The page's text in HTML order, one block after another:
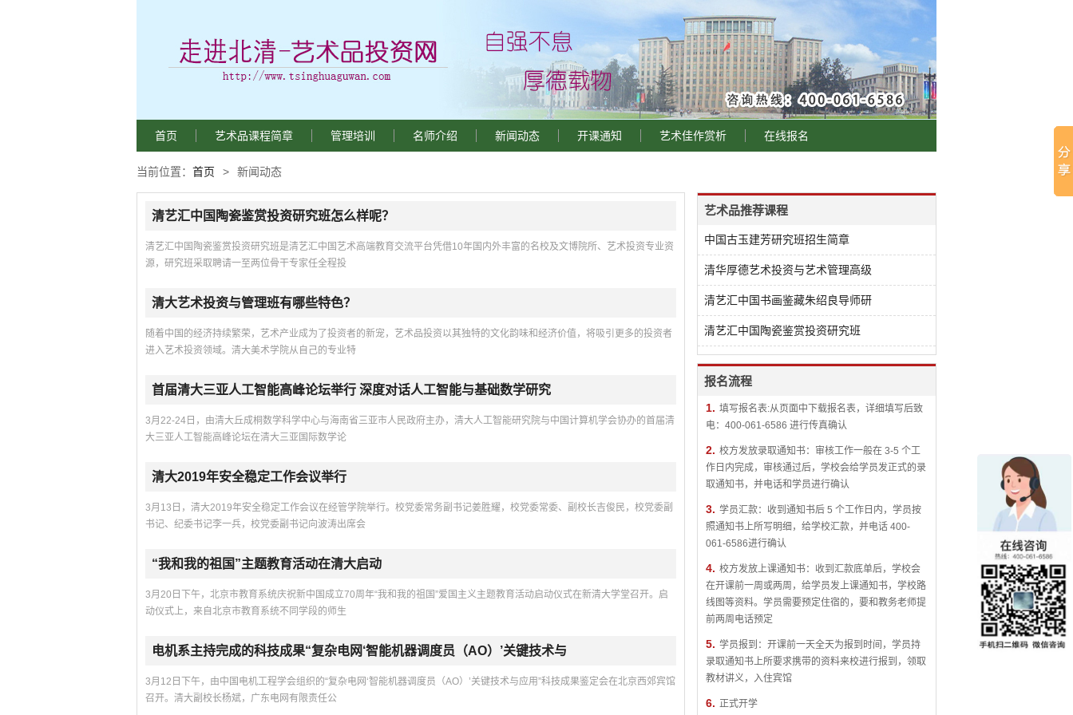
首页 艺术品课程简章 管理培训 名师介绍 新闻动态 开课通知 艺术佳作赏析 在线报名
当前位置： 首页 > 新闻动态
清艺汇中国陶瓷鉴赏投资研究班怎么样呢？
清艺汇中国陶瓷鉴赏投资研究班是清艺汇中国艺术高端教育交流平台凭借10年国内外丰富的名校及文博院所、艺术投资专业资
源，研究班采取聘请一至两位骨干专家任全程投
清大艺术投资与管理班有哪些特色？
随着中国的经济持续繁荣，艺术产业成为了投资者的新宠，艺术品投资以其独特的文化韵味和经济价值，将吸引更多的投资者
进入艺术投资领域。清大美术学院从自己的专业特
首届清大三亚人工智能高峰论坛举行 深度对话人工智能与基础数学研究
3月22-24日，由清大丘成桐数学科学中心与海南省三亚市人民政府主办，清大人工智能研究院与中国计算机学会协办的首届清
大三亚人工智能高峰论坛在清大三亚国际数学论
清大2019年安全稳定工作会议举行
3月13日，清大2019年安全稳定工作会议在经管学院举行。校党委常务副书记姜胜耀，校党委常委、副校长吉俊民，校党委副
书记、纪委书记李一兵，校党委副书记向波涛出席会
“我和我的祖国”主题教育活动在清大启动
3月20日下午，北京市教育系统庆祝新中国成立70周年“我和我的祖国”爱国主义主题教育活动启动仪式在新清大学堂召开。启
动仪式上，来自北京市教育系统不同学段的师生
电机系主持完成的科技成果“复杂电网‘智能机器调度员（AO）’关键技术与
3月12日下午，由中国电机工程学会组织的“复杂电网‘智能机器调度员（AO）’关键技术与应用”科技成果鉴定会在北京西郊宾馆
召开。清大副校长杨斌，广东电网有限责任公
艺术品推荐课程
中国古玉建芳研究班招生简章
清华厚德艺术投资与艺术管理高级
清艺汇中国书画鉴藏朱绍良导师研
清艺汇中国陶瓷鉴赏投资研究班
报名流程
1. 填写报名表:从页面中下载报名表，详细填写后致
电：400-061-6586 进行传真确认
2. 校方发放录取通知书：审核工作一般在 3-5 个工
作日内完成，审核通过后，学校会给学员发正式的录
取通知书，并电话和学员进行确认
3. 学员汇款：收到通知书后 5 个工作日内，学员按
照通知书上所写明细，给学校汇款，并电话 400-
061-6586进行确认
4. 校方发放上课通知书：收到汇款底单后，学校会
在开课前一周或两周，给学员发上课通知书，学校路
线图等资料。学员需要预定住宿的，要和教务老师提
前两周电话预定
5. 学员报到：开课前一天全天为报到时间，学员持
录取通知书上所要求携带的资料来校进行报到，领取
教材讲义，入住宾馆
6. 正式开学